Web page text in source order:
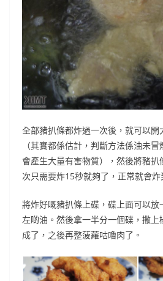
全部豬扒條都炸過一次後，就可以
（其實都係估計，判斷方法係油未
會產生大量有害物質），然後將豬
次只需要炸15秒就夠了，正常就會炸
將炸好嘅豬扒條上碟，碟上面可以放
左啲油。然後拿一半分一個碟，撒
成了，之後再整菠蘿咕嚕肉了。